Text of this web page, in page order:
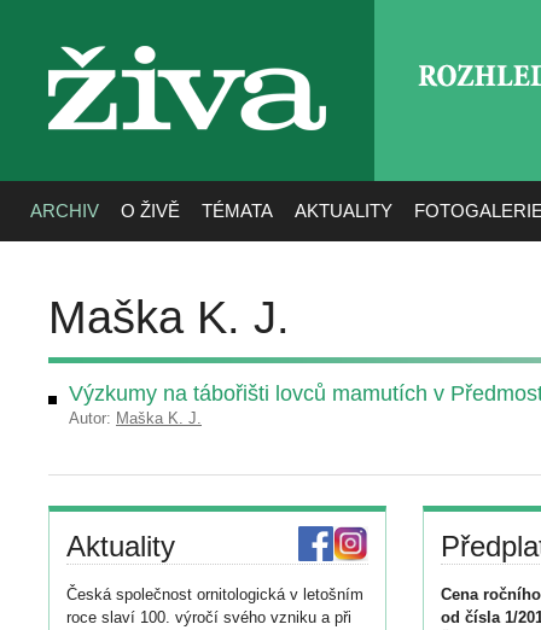
živa
ARCHIV O ŽIVĚ TÉMATA AKTUALITY
Maška K. J.
Výzkumy na tábořišti lovců mamutích v
Autor: Maška K. J.
Aktuality
Česká společnost ornitologická v letošním
roce slaví 100. výročí svého vzniku a při
Cena
od čísla 1/